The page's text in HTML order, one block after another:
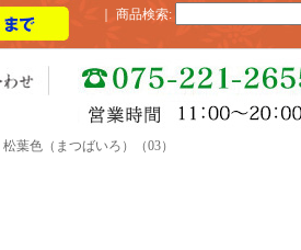
色（まつばいろ）（03）
商品検索: